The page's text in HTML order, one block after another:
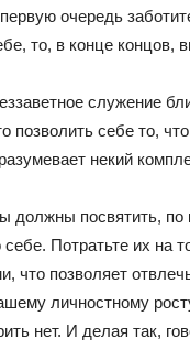
очередь
то, в конце концов,
служение
позволить себе то,
некий
должны посвятить, по
себе. Потратьте их на
что позволяет
личностному
нет. И делая так,